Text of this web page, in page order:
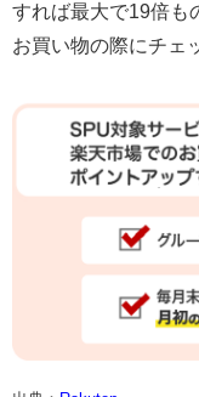
すれば最大で19倍も
お買い物の際にチェ